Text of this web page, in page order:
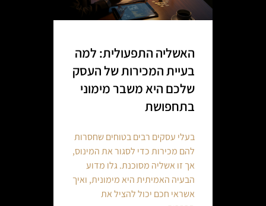
האשליה התפעולית: למה
בעיית המכירות של העסק
שלכם היא משבר מימוני
בתחפושת
בעלי עסקים רבים בטוחים שחסרות
להם מכירות כדי לסגור את המינוס,
אך זו אשליה מסוכנת. גלו מדוע
הבעיה האמיתית היא מימונית, ואיך
אשראי חכם יכול להציל את